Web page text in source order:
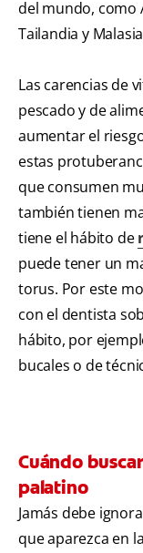
del mundo, como
Tailandia y
Las carencias de
pescado y de
aumentar el
estas
que consumen
también tienen
tiene el hábito de
puede tener un
torus. Por este
con el dentista
hábito, por
bucales o de
Cuándo
palatino
Jamás debe
que aparezca en